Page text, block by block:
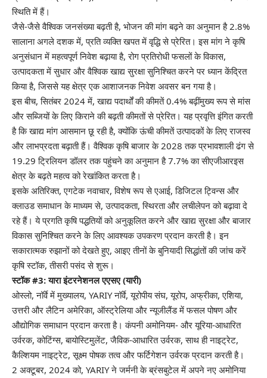
स्थिति में हैं।
जैसे-जैसे वैश्विक जनसंख्या बढ़ती है, भोजन की मांग बढ़ने का अनुमान है2.8%
सालानाअगले दशक में, प्रति व्यक्ति खपत में वृद्धि से प्रेरित। इस मांग ने कृषि
अनुसंधान में महत्वपूर्ण निवेश बढ़ाया है, रोग प्रतिरोधी फसलों के विकास,
उत्पादकता में सुधार और वैश्विक खाद्य सुरक्षा सुनिश्चित करने पर ध्यान केंद्रित
किया है, जिससे यह क्षेत्र एक आशाजनक निवेश अवसर बन गया है।
इस बीच, सितंबर 2024 में,खाद्य पदार्थों की कीमतें 0.4% बढ़ींमुख्य रूप से मांस
और सब्जियों के लिए किराने की बढ़ती कीमतों से प्रेरित। यह प्रवृत्ति इंगित करती
है कि खाद्य मांग आसमान छू रही है, क्योंकि ऊंची कीमतें उत्पादकों के लिए राजस्व
और लाभप्रदता बढ़ाती हैं। वैश्विक कृषि बाजार के 2028 तक प्रभावशाली ढंग से
19.29 ट्रिलियन डॉलर तक पहुंचने का अनुमान है7.7% का सीएजीआरइस
क्षेत्र के बढ़ते महत्व को रेखांकित करता है।
इसके अतिरिक्त, एगटेक नवाचार, विशेष रूप से एआई, डिजिटल ट्विन्स और
क्लाउड समाधान के माध्यम से, उत्पादकता, स्थिरता और लचीलेपन को बढ़ावा दे
रहे हैं। ये प्रगति कृषि पद्धतियों को अनुकूलित करने और खाद्य सुरक्षा और बाजार
विकास सुनिश्चित करने के लिए आवश्यक उपकरण प्रदान करती है। इन
सकारात्मक रुझानों को देखते हुए, आइए तीनों के बुनियादी सिद्धांतों की जांच करें
कृषिस्टॉक, तीसरी पसंद से शुरू।
स्टॉक #3: यारा इंटरनेशनल एएसए (यारी)
ओस्लो, नॉर्वे में मुख्यालय, YARIY नॉर्वे, यूरोपीय संघ, यूरोप, अफ्रीका, एशिया,
उत्तरी और लैटिन अमेरिका, ऑस्ट्रेलिया और न्यूजीलैंड में फसल पोषण और
औद्योगिक समाधान प्रदान करता है। कंपनी अमोनियम- और यूरिया-आधारित
उर्वरक, कोटिंग्स, बायोस्टिमुलेंट, जैविक-आधारित उर्वरक, साथ ही नाइट्रेट,
कैल्शियम नाइट्रेट, सूक्ष्म पोषक तत्व और फर्टिगेशन उर्वरक प्रदान करती है।
2 अक्टूबर, 2024 को, YARIY ने जर्मनी के ब्रंसबुटेल में अपने नए अमोनिया